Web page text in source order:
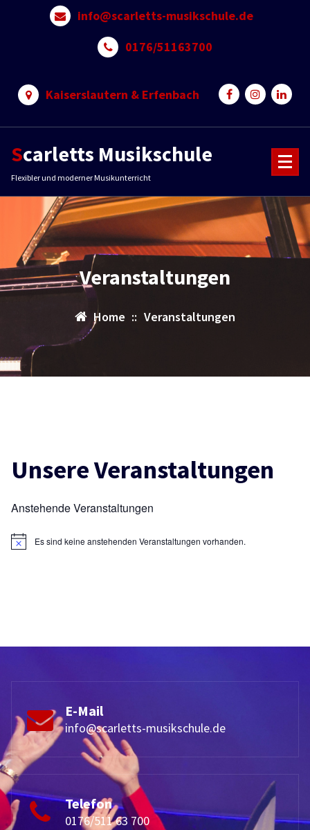
info@scarletts-musikschule.de
0176/51163700
Kaiserslautern & Erfenbach
Scarletts Musikschule
Flexibler und moderner Musikunterricht
Veranstaltungen
Home :: Veranstaltungen
Unsere Veranstaltungen
Anstehende Veranstaltungen
HinweisEs sind keine anstehenden Veranstaltungen vorhanden.
E-Mail
info@scarletts-musikschule.de
Telefon
0176/511 63 700